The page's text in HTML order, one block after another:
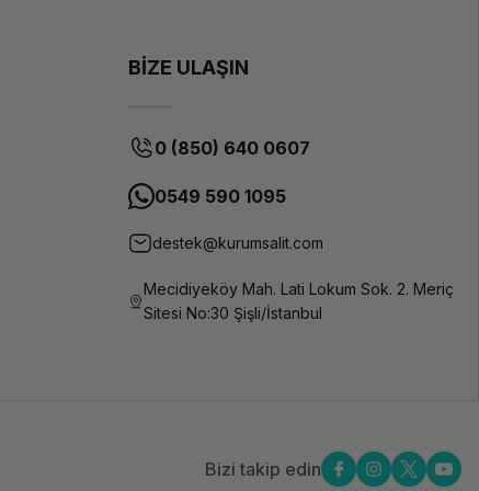
BİZE ULAŞIN
0 (850) 640 0607
0549 590 1095
destek@kurumsalit.com
Mecidiyeköy Mah. Lati Lokum Sok. 2. Meriç
Sitesi No:30 Şişli/İstanbul
Bizi takip edin